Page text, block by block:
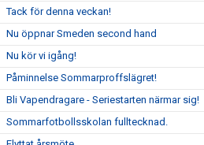
Tack för denna veckan!
Nu öppnar Smeden second hand
Nu kör vi igång!
Påminnelse Sommarproffslägret!
Bli Vapendragare - Seriestarten närmar sig!
Sommarfotbollsskolan fulltecknad.